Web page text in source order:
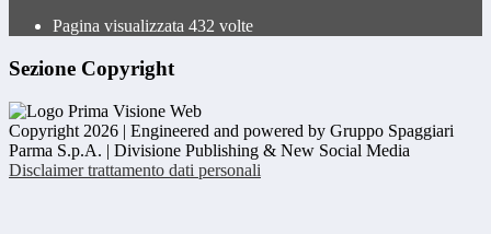
Pagina visualizzata 432 volte
Sezione Copyright
Copyright 2026 | Engineered and powered by Gruppo Spaggiari
Parma S.p.A. | Divisione Publishing & New Social Media
Disclaimer trattamento dati personali